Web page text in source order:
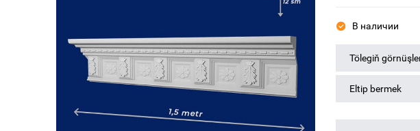
В наличии
Tölegiň
Eltip bermek